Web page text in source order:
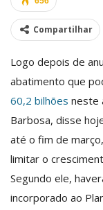
Compartilhar
Logo depois de
abatimento que
60,2 bilhões neste
Barbosa, disse
até o fim de
limitar o
Segundo ele,
incorporado ao